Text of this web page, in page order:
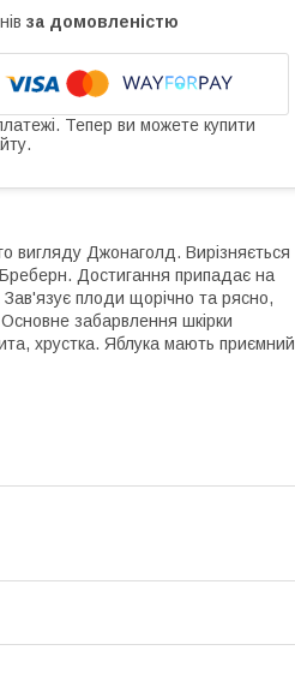
за домовленістю
Тепер ви можете купити
вигляду Джонаголд. Вирізняється
Достигання припадає на
плоди щорічно та рясно,
забарвлення шкірки
хрустка. Яблука мають приємний